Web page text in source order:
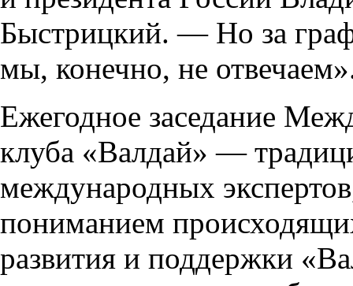
Быстрицкий. — Но за
мы, конечно, не
Ежегодное заседание
клуба «Валдай» —
международных
пониманием
развития и поддержки